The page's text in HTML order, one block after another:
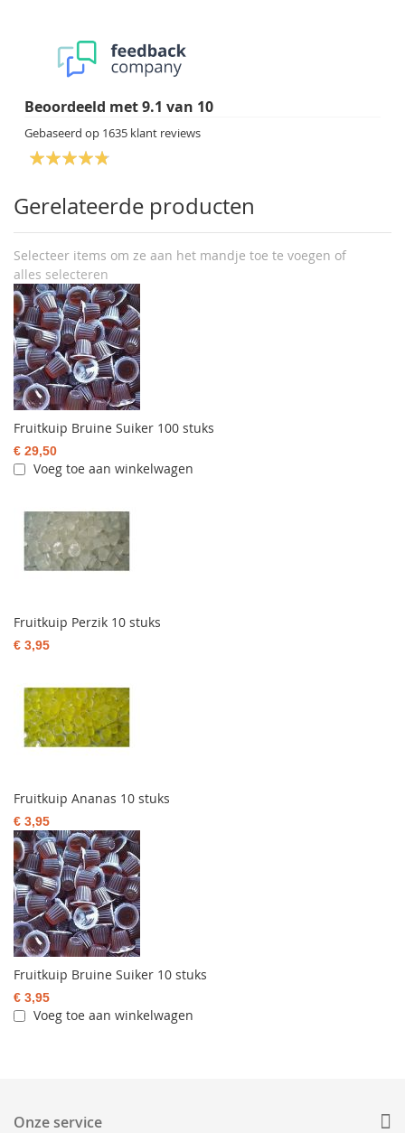
Beoordeeld met9.1 van 10
Gebaseerd op 1635 klant reviews
Gerelateerde producten
Selecteer items om ze aan het mandje toe te voegen of
alles selecteren
Fruitkuip Bruine Suiker 100 stuks
€ 29,50
Voeg toe aan winkelwagen
Fruitkuip Perzik 10 stuks
€ 3,95
Fruitkuip Ananas 10 stuks
€ 3,95
Fruitkuip Bruine Suiker 10 stuks
€ 3,95
Voeg toe aan winkelwagen
Onze service